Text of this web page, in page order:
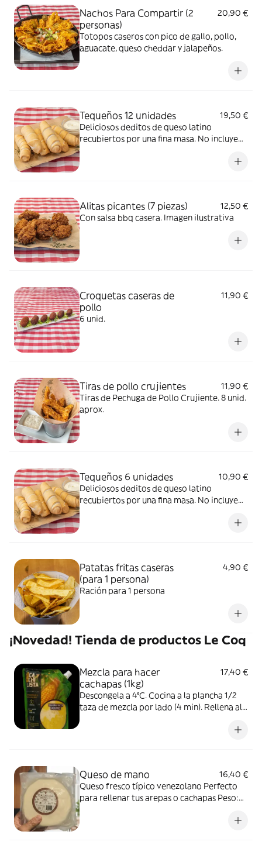
Nachos Para Compartir (2
personas)
20,90 €
Totopos caseros con pico de gallo, pollo,
aguacate, queso cheddar y jalapeños.
Tequeños 12 unidades
19,50 €
Deliciosos deditos de queso latino
recubiertos por una fina masa. No incluye
Alitas picantes (7 piezas)
12,50 €
Con salsa bbq casera. Imagen ilustrativa
Croquetas caseras de
pollo
11,90 €
6 unid.
Tiras de pollo crujientes
11,90 €
Tiras de Pechuga de Pollo Crujiente. 8 unid.
aprox.
Tequeños 6 unidades
10,90 €
Deliciosos deditos de queso latino
recubiertos por una fina masa. No incluye
Patatas fritas caseras
(para 1 persona)
4,90 €
Ración para 1 persona
¡Novedad! Tienda de productos Le Coq
Mezcla para hacer
cachapas (1kg)
17,40 €
Descongela a 4°C. Cocina a la plancha 1/2
taza de mezcla por lado (4 min). Rellena al
Queso de mano
16,40 €
Queso fresco típico venezolano Perfecto
para rellenar tus arepas o cachapas Peso: